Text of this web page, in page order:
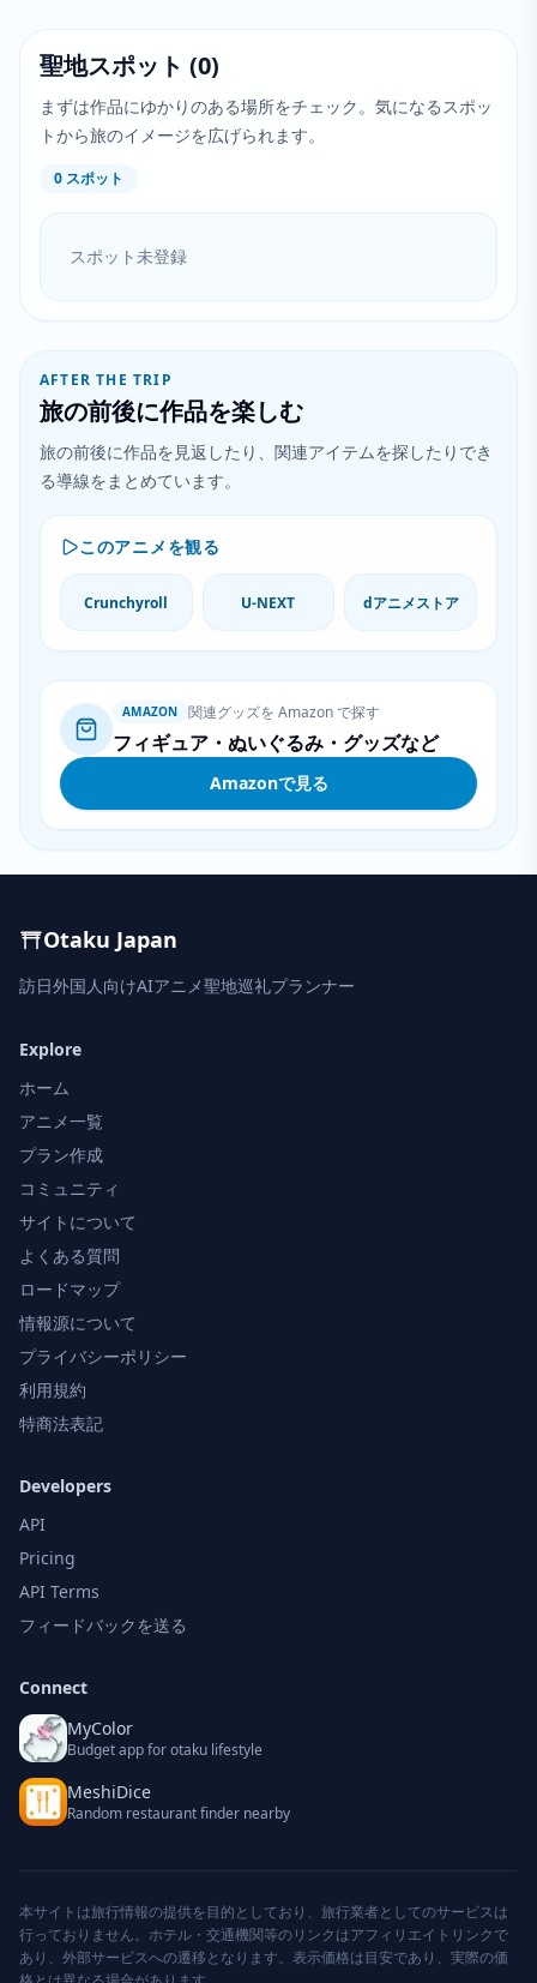
聖地スポット (0)
まずは作品にゆかりのある場所をチェック。気になるスポッ
トから旅のイメージを広げられます。
0 スポット
スポット未登録
AFTER THE TRIP
旅の前後に作品を楽しむ
旅の前後に作品を見返したり、関連アイテムを探したりでき
る導線をまとめています。
このアニメを観る
Crunchyroll U-NEXT dアニメストア
AMAZON 関連グッズを Amazon で探す
フィギュア・ぬいぐるみ・グッズなど
Amazonで見る
Otaku Japan
訪日外国人向けAIアニメ聖地巡礼プランナー
Explore
ホーム
アニメ一覧
プラン作成
コミュニティ
サイトについて
よくある質問
ロードマップ
情報源について
プライバシーポリシー
利用規約
特商法表記
Developers
API
Pricing
API Terms
フィードバックを送る
Connect
MyColor
Budget app for otaku lifestyle
MeshiDice
Random restaurant finder nearby
本サイトは旅行情報の提供を目的としており、旅行業者としてのサービスは
行っておりません。ホテル・交通機関等のリンクはアフィリエイトリンクで
あり、外部サービスへの遷移となります。表示価格は目安であり、実際の価